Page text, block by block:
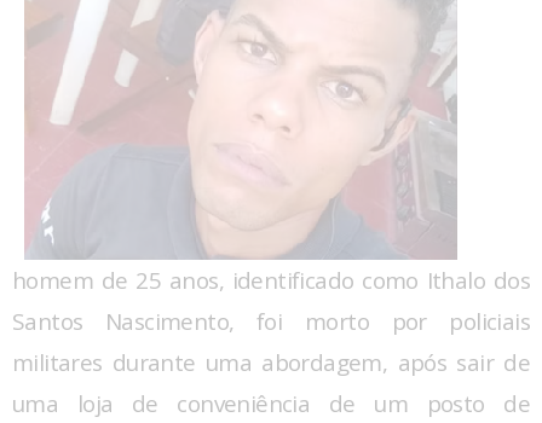
homem de 25 anos, identificado como Ithalo dos
Santos Nascimento, foi morto por policiais
militares durante uma abordagem, após sair de
uma loja de conveniência de um posto de